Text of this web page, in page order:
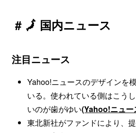
# 🗾 国内ニュース
注目ニュース
Yahoo!ニュースのデザインを
いる。使われている側はこう
いのが歯がゆい(Yahoo!ニュー
東北新社がファンドにより、